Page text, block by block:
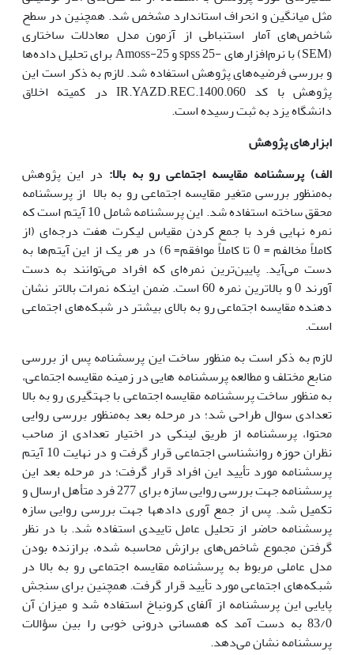
مثل میانگین و انحراف استاندارد مشخص شد. همچنین در سطح
شاخص‌های آمار استنباطی از آزمون مدل معادلات ساختاری
(SEM) با نرم‌افزارهای -25 spss و Amoss-25 برای تحلیل داده‌ها
و بررسی فرضیه‌های پژوهش استفاده شد. لازم به ذکر است این
پژوهش با کد IR.YAZD.REC.1400.060 در کمیته اخلاق
دانشگاه یزد به ثبت رسیده است.
ابزارهای پژوهش
الف) پرسشنامه مقایسه اجتماعی رو به بالا: در این پژوهش
به‌منظور بررسی متغیر مقایسه اجتماعی رو به بالا از پرسشنامه
محقق ساخته استفاده شد. این پرسشنامه شامل 10 آیتم است که
نمره نهایی فرد با جمع کردن مقیاس لیکرت هفت درجه‌ای (از
کاملاً مخالفم = 0 تا کاملاً موافقم= 6) در هر یک از این آیتم‌ها به
دست می‌آید. پایین‌ترین نمره‌ای که افراد می‌توانند به دست
آورند 0 و بالاترین نمره 60 است. ضمن اینکه نمرات بالاتر نشان
دهنده مقایسه اجتماعی رو به بالای بیشتر در شبکه‌های اجتماعی
است.
لازم به ذکر است به منظور ساخت این پرسشنامه پس از بررسی
منابع مختلف و مطالعه پرسشنامه هایی در زمینه مقایسه اجتماعی،
به منظور ساخت پرسشنامه مقایسه اجتماعی با جهت­گیری رو به بالا
تعدادی سوال طراحی شد؛ در مرحله بعد به‌منظور بررسی روایی
محتوا، پرسشنامه از طریق لینکی در اختیار تعدادی از صاحب
نظران حوزه روانشناسی اجتماعی قرار گرفت و در نهایت 10 آیتم
پرسشنامه مورد تأیید این افراد قرار گرفت؛ در مرحله بعد این
پرسشنامه جهت بررسی روایی سازه برای 277 فرد متأهل ارسال و
تکمیل شد. پس از جمع آوری داده­ها جهت بررسی روایی سازه
پرسشنامه حاضر از تحلیل عامل تاییدی استفاده شد. با در نظر
گرفتن مجموع شاخص‌های برازش محاسبه شده، برازنده بودن
مدل عاملی مربوط به پرسشنامه مقایسه اجتماعی رو به بالا در
شبکه‌های اجتماعی مورد تأیید قرار گرفت. همچنین برای سنجش
پایایی این پرسشنامه از آلفای کرونباخ استفاده شد و میزان آن
83/0 به دست آمد که همسانی درونی خوبی را بین سؤالات
پرسشنامه نشان می‌دهد.